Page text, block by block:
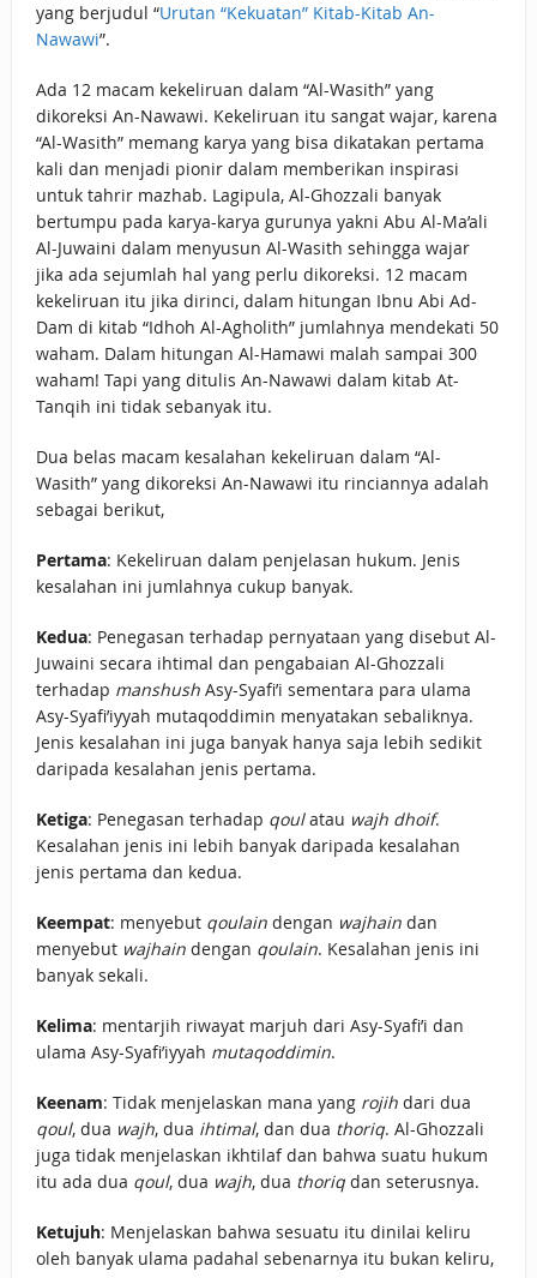
yang berjudul “Urutan “Kekuatan” Kitab-Kitab An-
Nawawi”.
Ada 12 macam kekeliruan dalam “Al-Wasith” yang
dikoreksi An-Nawawi. Kekeliruan itu sangat wajar, karena
“Al-Wasith” memang karya yang bisa dikatakan pertama
kali dan menjadi pionir dalam memberikan inspirasi
untuk tahrir mazhab. Lagipula, Al-Ghozzali banyak
bertumpu pada karya-karya gurunya yakni Abu Al-Ma’ali
Al-Juwaini dalam menyusun Al-Wasith sehingga wajar
jika ada sejumlah hal yang perlu dikoreksi. 12 macam
kekeliruan itu jika dirinci, dalam hitungan Ibnu Abi Ad-
Dam di kitab “Idhoh Al-Agholith” jumlahnya mendekati 50
waham. Dalam hitungan Al-Hamawi malah sampai 300
waham! Tapi yang ditulis An-Nawawi dalam kitab At-
Tanqih ini tidak sebanyak itu.
Dua belas macam kesalahan kekeliruan dalam “Al-
Wasith” yang dikoreksi An-Nawawi itu rinciannya adalah
sebagai berikut,
Pertama: Kekeliruan dalam penjelasan hukum. Jenis
kesalahan ini jumlahnya cukup banyak.
Kedua: Penegasan terhadap pernyataan yang disebut Al-
Juwaini secara ihtimal dan pengabaian Al-Ghozzali
terhadap manshushAsy-Syafi’i sementara para ulama
Asy-Syafi’iyyah mutaqoddimin menyatakan sebaliknya.
Jenis kesalahan ini juga banyak hanya saja lebih sedikit
daripada kesalahan jenis pertama.
Ketiga: Penegasan terhadap qoulatau wajh dhoif.
Kesalahan jenis ini lebih banyak daripada kesalahan
jenis pertama dan kedua.
Keempat: menyebut qoulaindengan wajhaindan
menyebut wajhaindengan qoulain. Kesalahan jenis ini
banyak sekali.
Kelima: mentarjih riwayat marjuh dari Asy-Syafi’i dan
ulama Asy-Syafi’iyyah mutaqoddimin.
Keenam: Tidak menjelaskan mana yang rojihdari dua
qoul, dua wajh, dua ihtimal, dan dua thoriq. Al-Ghozzali
juga tidak menjelaskan ikhtilaf dan bahwa suatu hukum
itu ada dua qoul, dua wajh, dua thoriqdan seterusnya.
Ketujuh: Menjelaskan bahwa sesuatu itu dinilai keliru
oleh banyak ulama padahal sebenarnya itu bukan keliru,